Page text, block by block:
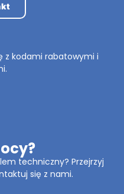
z kodami rabatowymi i
techniczny? Przejrzyj
się z nami.